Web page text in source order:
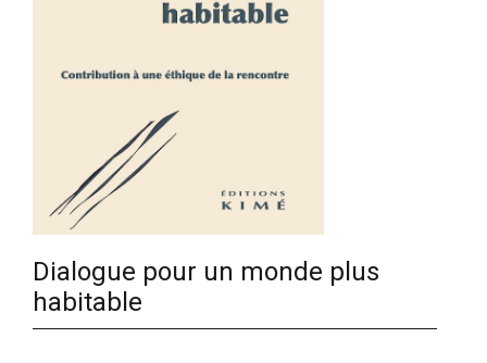
Dialogue pour un monde plus
habitable